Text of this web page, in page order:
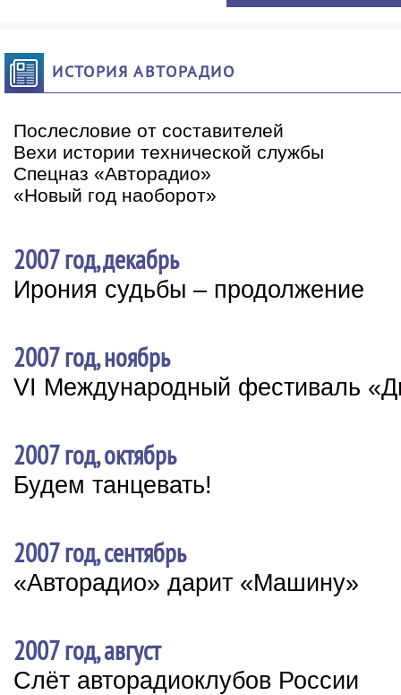
ИСТОРИЯ АВТОРАДИО
Послесловие от составителей
Вехи истории технической службы
Спецназ «Авторадио»
«Новый год наоборот»
2007 год, декабрь
Ирония судьбы – продолжение
2007 год, ноябрь
VI Международный фестиваль
2007 год, октябрь
Будем танцевать!
2007 год, сентябрь
«Авторадио» дарит «Машину»
2007 год, август
Слёт авторадиоклубов России